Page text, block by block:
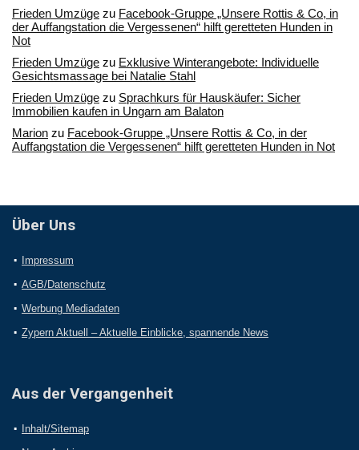
Frieden Umzüge zu Facebook-Gruppe „Unsere Rottis & Co, in
der Auffangstation die Vergessenen“ hilft geretteten Hunden in
Not
Frieden Umzüge zu Exklusive Winterangebote: Individuelle
Gesichtsmassage bei Natalie Stahl
Frieden Umzüge zu Sprachkurs für Hauskäufer: Sicher
Immobilien kaufen in Ungarn am Balaton
Marion zu Facebook-Gruppe „Unsere Rottis & Co, in der
Auffangstation die Vergessenen“ hilft geretteten Hunden in Not
Über Uns
Impressum
AGB/Datenschutz
Werbung Mediadaten
Zypern Aktuell – Aktuelle Einblicke, spannende News
Aus der Vergangenheit
Inhalt/Sitemap